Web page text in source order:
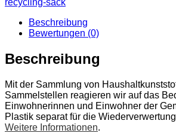
Beschreibung
Bewertungen (0)
Beschreibung
Mit der Sammlung von
Sammelstellen reagieren wir auf das
Einwohnerinnen und Einwohner der
Plastik separat für die
Weitere Informationen.